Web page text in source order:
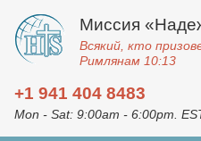
Миссия
Всякий, кто
Римлянам 10:13
+1 941 404 8483
Mon - Sat: 9:00am - 6:00pm.